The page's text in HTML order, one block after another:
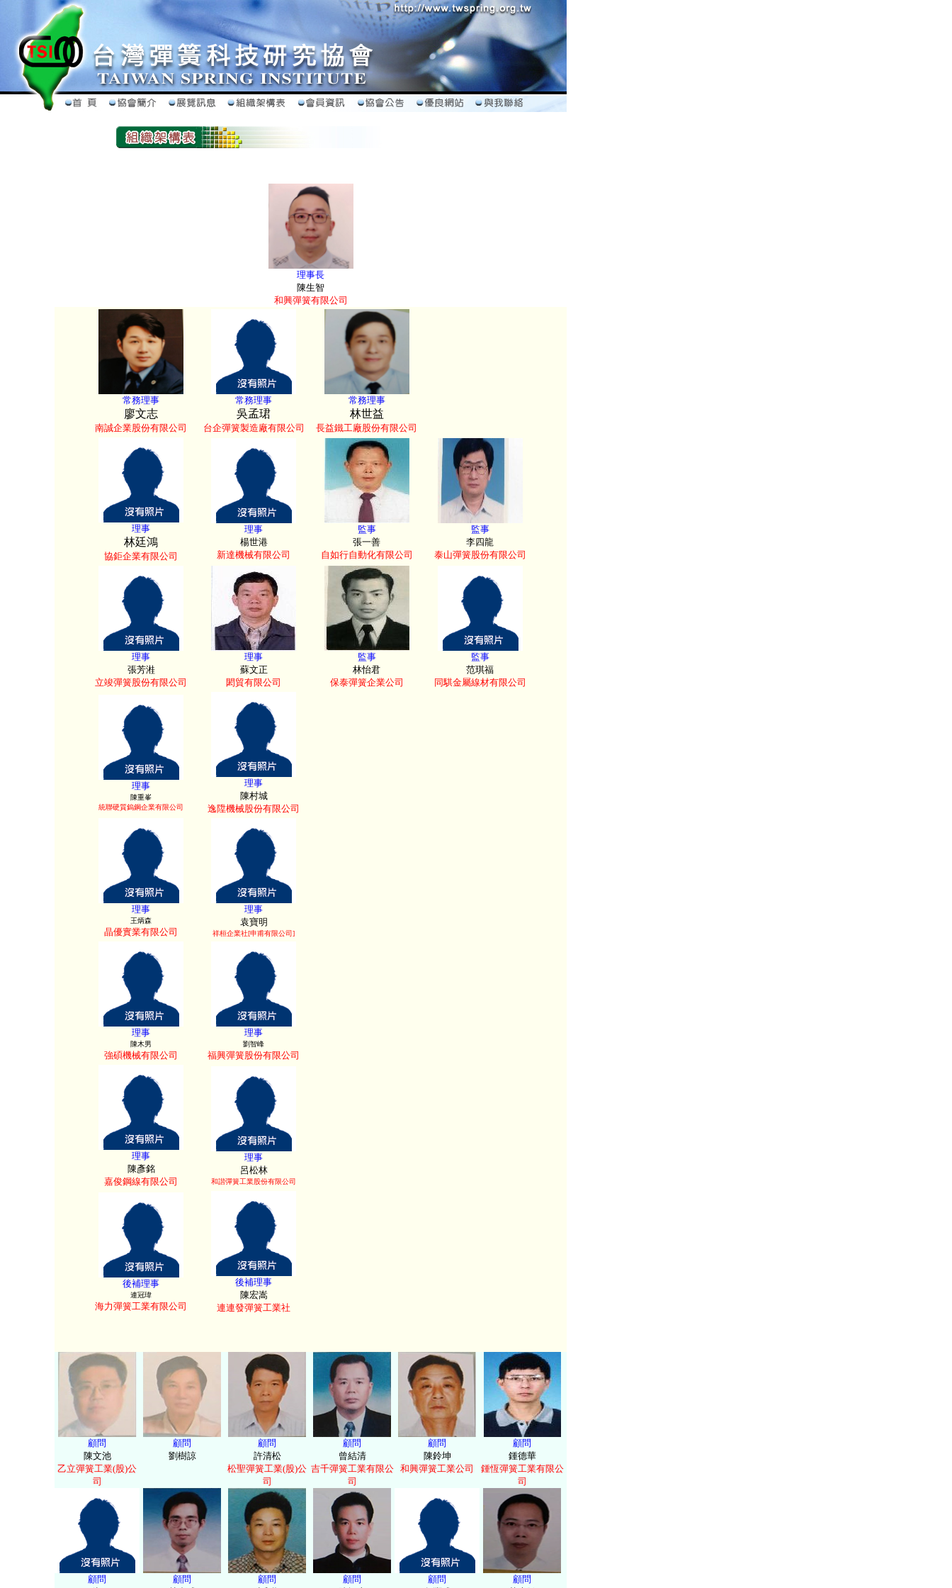
理事長
陳生智
和興彈簧有限公司
常務理事
廖文志
南誠企業股份有限公司
常務理事
吳孟珺
台企彈簧製造廠有限公司
常務理事
林世益
長益鐵工廠股份有限公司
理事
林廷鴻
協鉅企業有限公司
理事
楊世港
新達機械有限公司
監事
張一善
自如行自動化有限公司
監事
李四龍
泰山彈簧股份有限公司
理事
張芳溎
立竣彈簧股份有限公司
理事
蘇文正
閎貿有限公司
監事
林怡君
保泰彈簧企業公司
監事
范琪福
同騏金屬線材有限公司
理事
陳重峯
統聯硬質鎢鋼企業有限公司
理事
陳村城
逸陞機械股份有限公司
理事
王炳森
晶優實業有限公司
理事
袁寶明
祥桓企業社[申甫有限公司]
理事
陳木男
強碩機械有限公司
理事
劉智峰
福興彈簧股份有限公司
理事
陳彥銘
嘉俊鋼線有限公司
理事
呂松林
和諧彈簧工業股份有限公司
後補理事
連冠瑋
海力彈簧工業有限公司
後補理事
陳宏嵩
連連發彈簧工業社
顧問
陳文池
乙立彈簧工業(股)公
司
顧問
劉樹諒
顧問
許清松
松聖彈簧工業(股)公
司
顧問
曾結清
吉千彈簧工業有限公
司
顧問
陳鈴坤
和興彈簧工業公司
顧問
鍾德華
鍾恆彈簧工業有限公
司
顧問
顧問
顧問
顧問
顧問
顧問